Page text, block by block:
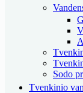
Sodo
Tvenkinio